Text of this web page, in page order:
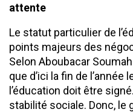
attente
Le statut particulier de
points majeurs des
Selon Aboubacar
que d’ici la fin de
l’éducation doit être
stabilité sociale. Donc, le